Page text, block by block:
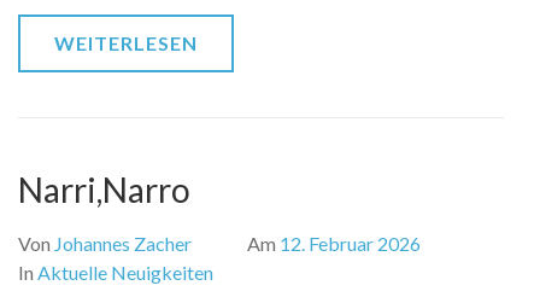
WEITERLESEN
Narri,Narro
Von Johannes Zacher Am 12. Februar 2026
In Aktuelle Neuigkeiten